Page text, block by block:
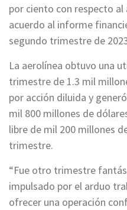
por ciento con respecto
acuerdo al informe
segundo trimestre de
La aerolínea obtuvo una
trimestre de 1.3 mil
por acción diluida y
mil 800 millones de
libre de mil 200 millones
trimestre.
“Fue otro trimestre
impulsado por el arduo
ofrecer una operación